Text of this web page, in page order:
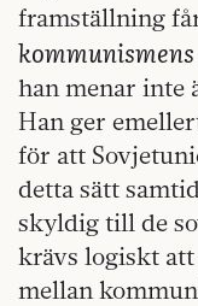
framställning
kommunismens
han menar inte
Han ger
för att
detta sätt
skyldig till de
krävs logiskt
mellan